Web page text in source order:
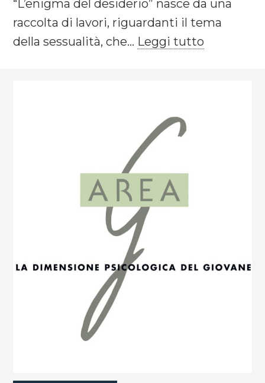
“L’enigma del desiderio” nasce da una
raccolta di lavori, riguardanti il tema
della sessualità, che... Leggi tutto